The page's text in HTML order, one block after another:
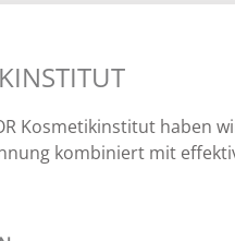
Kosmetikinstitut haben
kombiniert mit